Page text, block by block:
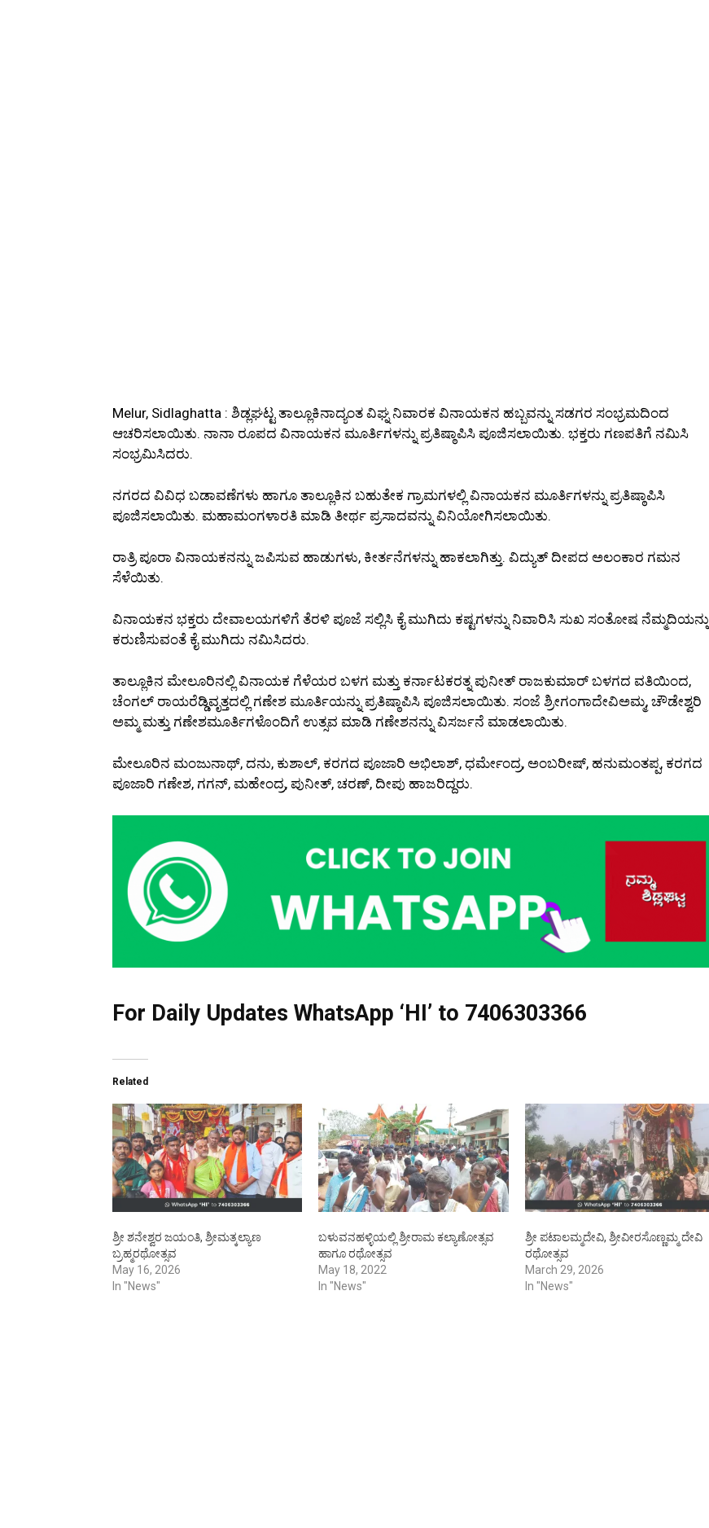
Melur, Sidlaghatta : ಶಿಡ್ಲಘಟ್ಟ ತಾಲ್ಲೂಕಿನಾದ್ಯಂತ ವಿಘ್ನ ನಿವಾರಕ ವಿನಾಯಕನ ಹಬ್ಬವನ್ನು ಸಡಗರ ಸಂಭ್ರಮದಿಂದ
ಆಚರಿಸಲಾಯಿತು. ನಾನಾ ರೂಪದ ವಿನಾಯಕನ ಮೂರ್ತಿಗಳನ್ನು ಪ್ರತಿಷ್ಠಾಪಿಸಿ ಪೂಜಿಸಲಾಯಿತು. ಭಕ್ತರು ಗಣಪತಿಗೆ ನಮಿಸಿ
ಸಂಭ್ರಮಿಸಿದರು.
ನಗರದ ವಿವಿಧ ಬಡಾವಣೆಗಳು ಹಾಗೂ ತಾಲ್ಲೂಕಿನ ಬಹುತೇಕ ಗ್ರಾಮಗಳಲ್ಲಿ ವಿನಾಯಕನ ಮೂರ್ತಿಗಳನ್ನು ಪ್ರತಿಷ್ಠಾಪಿಸಿ
ಪೂಜಿಸಲಾಯಿತು. ಮಹಾಮಂಗಳಾರತಿ ಮಾಡಿ ತೀರ್ಥ ಪ್ರಸಾದವನ್ನು ವಿನಿಯೋಗಿಸಲಾಯಿತು.
ರಾತ್ರಿ ಪೂರಾ ವಿನಾಯಕನನ್ನು ಜಪಿಸುವ ಹಾಡುಗಳು, ಕೀರ್ತನೆಗಳನ್ನು ಹಾಕಲಾಗಿತ್ತು. ವಿದ್ಯುತ್ ದೀಪದ ಅಲಂಕಾರ ಗಮನ
ಸೆಳೆಯಿತು.
ವಿನಾಯಕನ ಭಕ್ತರು ದೇವಾಲಯಗಳಿಗೆ ತೆರಳಿ ಪೂಜೆ ಸಲ್ಲಿಸಿ ಕೈ ಮುಗಿದು ಕಷ್ಟಗಳನ್ನು ನಿವಾರಿಸಿ ಸುಖ ಸಂತೋಷ ನೆಮ್ಮದಿಯನ್ನು
ಕರುಣಿಸುವಂತೆ ಕೈ ಮುಗಿದು ನಮಿಸಿದರು.
ತಾಲ್ಲೂಕಿನ ಮೇಲೂರಿನಲ್ಲಿ ವಿನಾಯಕ ಗೆಳೆಯರ ಬಳಗ ಮತ್ತು ಕರ್ನಾಟಕರತ್ನ ಪುನೀತ್ ರಾಜಕುಮಾರ್ ಬಳಗದ ವತಿಯಿಂದ,
ಚೆಂಗಲ್ ರಾಯರೆಡ್ಡಿವೃತ್ತದಲ್ಲಿ ಗಣೇಶ ಮೂರ್ತಿಯನ್ನು ಪ್ರತಿಷ್ಠಾಪಿಸಿ ಪೂಜಿಸಲಾಯಿತು. ಸಂಜೆ ಶ್ರೀಗಂಗಾದೇವಿಅಮ್ಮ, ಚೌಡೇಶ್ವರಿ
ಅಮ್ಮ ಮತ್ತು ಗಣೇಶಮೂರ್ತಿಗಳೊಂದಿಗೆ ಉತ್ಸವ ಮಾಡಿ ಗಣೇಶನನ್ನು ವಿಸರ್ಜನೆ ಮಾಡಲಾಯಿತು.
ಮೇಲೂರಿನ ಮಂಜುನಾಥ್, ದನು, ಕುಶಾಲ್, ಕರಗದ ಪೂಜಾರಿ ಅಭಿಲಾಶ್, ಧರ್ಮೇಂದ್ರ, ಅಂಬರೀಷ್, ಹನುಮಂತಪ್ಪ, ಕರಗದ
ಪೂಜಾರಿ ಗಣೇಶ, ಗಗನ್, ಮಹೇಂದ್ರ, ಪುನೀತ್, ಚರಣ್, ದೀಪು ಹಾಜರಿದ್ದರು.
For Daily Updates WhatsApp ‘HI’ to 7406303366
Related
ಶ್ರೀ ಶನೇಶ್ವರ ಜಯಂತಿ, ಶ್ರೀಮತ್ಕಲ್ಯಾಣ
ಬ್ರಹ್ಮರಥೋತ್ಸವ
May 16, 2026
In "News"
ಬಳುವನಹಳ್ಳಿಯಲ್ಲಿ ಶ್ರೀರಾಮ ಕಲ್ಯಾಣೋತ್ಸವ
ಹಾಗೂ ರಥೋತ್ಸವ
May 18, 2022
In "News"
ಶ್ರೀ ಪಟಾಲಮ್ಮದೇವಿ, ಶ್ರೀವೀರಸೊಣ್ಣಮ್ಮ ದೇವಿ
ರಥೋತ್ಸವ
March 29, 2026
In "News"